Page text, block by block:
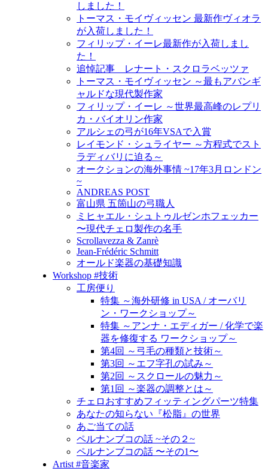
しました！
トーマス・モイヴィッセン 最新作ヴィオラ
が入荷しました！
フィリップ・イーレ最新作が入荷しまし
た！
追悼記事 レナート・スクロラベッツァ
トーマス・モイヴィッセン ～最もアバンギ
ャルドな現代製作家
フィリップ・イーレ ～世界最高峰のレプリ
カ・バイオリン作家
アルシェの弓が16年VSAで入賞
レイモンド・シュライヤー ～方程式でスト
ラディバリに迫る～
オークションの海外事情 ~17年3月ロンドン
~
ANDREAS POST
富山県 五箇山の弓職人
ミヒャエル・シュトゥルゼンホフェッカー
〜現代チェロ製作の名手
Scrollavezza & Zanrè
Jean-Frédéric Schmitt
オールド楽器の基礎知識
Workshop #技術
工房便り
特集 ～海外研修 in USA / オーバリ
ン・ワークショップ～
特集 ～アンナ・エディガー / 化学で楽
器を修復する ワークショップ～
第4回 ～弓毛の種類と技術～
第3回 ～エフ字孔の試み～
第2回 ～スクロールの魅力～
第1回 ～楽器の調整とは～
チェロおすすめフィッティングパーツ特集
あなたの知らない『松脂』の世界
あご当ての話
ペルナンブコの話 ~その２~
ペルナンブコの話 〜その1〜
Artist #音楽家